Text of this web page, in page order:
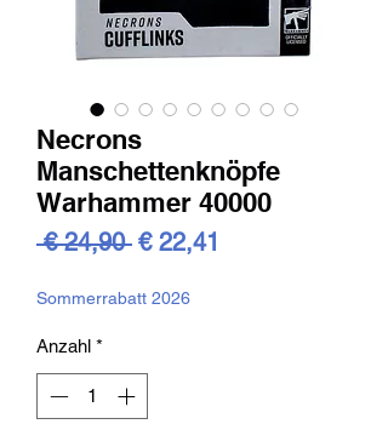
Necrons
Manschettenknöpfe
Warhammer 40000
€ 24,90 Standardpreis
€ 22,41
Sommerrabatt 2026
Anzahl *